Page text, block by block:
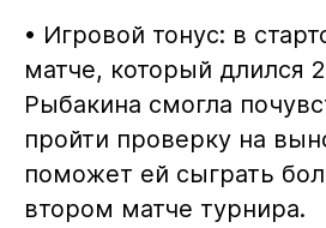
• Игровой тонус: в
матче, который длился
Рыбакина смогла
пройти проверку на
поможет ей сыграть
втором матче турнира.